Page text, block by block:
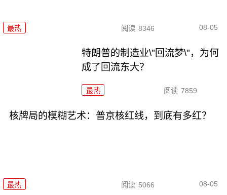
最热 阅读 8346 08-05
特朗普的制造业\"回流梦\"，为何
成了回流东大？
最热 阅读 7859
核牌局的模糊艺术：普京核红线，到底有多红？
最热 阅读 5066 08-05